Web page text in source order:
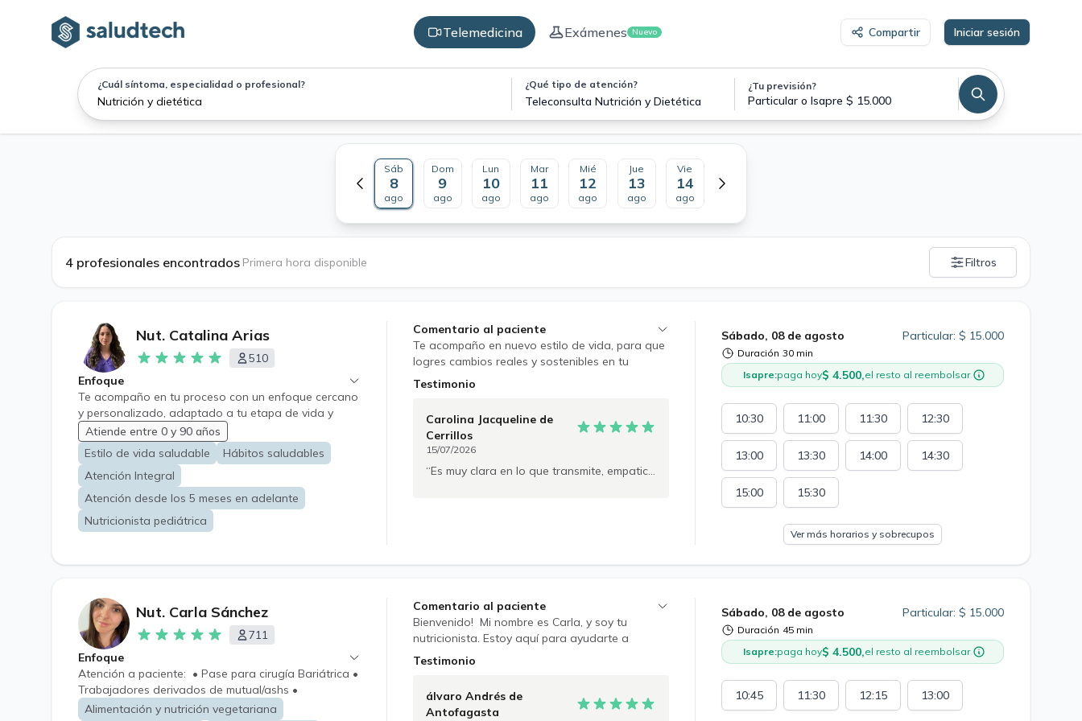
Telemedicina Exámenes Nuevo Compartir Iniciar sesión
¿Cuál síntoma, especialidad o profesional? ¿Qué tipo de atención?
Teleconsulta Nutrición y Dietética
¿Tu previsión?
Particular o Isapre $ 15.000
Sáb
8
ago
Dom
9
ago
Lun
10
ago
Mar
11
ago
Mié
12
ago
Jue
13
ago
Vie
14
ago
4 profesionales encontrados Primera hora disponible Filtros
Nut. Catalina Arias
510
Enfoque
Te acompaño en tu proceso con un enfoque cercano
y personalizado, adaptado a tu etapa de vida y
necesidades. Trabajamos no solo en lo que comes si
no también en tu relación con la alimentación,
buscando cambios reales, sostenibles y sin
restricciones extremas. Mi objetivo es ayudarte a
mejorar tu salud, bienestar y calidad de vida a través
de hábitos que puedes mantener en el tiempo.
Atiende entre 0 y 90 años
Estilo de vida saludable
Hábitos saludables
Atención Integral
Atención desde los 5 meses en adelante
Nutricionista pediátrica
Sábado, 08 de agosto
Duración 30 min
Particular: $ 15.000
Isapre:paga hoy$ 4.500,el resto al reembolsar
10:30 11:00 11:30 12:30
13:00 13:30 14:00 14:30
15:00 15:30
Ver más horarios y sobrecupos
Comentario al paciente
Te acompaño en nuevo estilo de vida, para que
logres cambios reales y sostenibles en tu
alimentación.
Testimonio
Carolina Jacqueline de
Cerrillos
15/07/2026
Es muy clara en lo que transmite, empatica.
Nut. Carla Sánchez
711
Enfoque
Atención a paciente: • Pase para cirugía Bariátrica •
Trabajadores derivados de mutual/ashs •
Adolescente • Adulto • Adulto mayor •
Alimentación y nutrición vegetariana
Sábado, 08 de agosto
Duración 45 min
Particular: $ 15.000
Isapre:paga hoy$ 4.500,el resto al reembolsar
10:45 11:30 12:15 13:00
Comentario al paciente
Bienvenido! Mi nombre es Carla, y soy tu
nutricionista. Estoy aquí para ayudarte a
alcanzar tus objetivos de salud a través de una
Conocernos mejor: Quiero entender tus hábitos
Testimonio
álvaro Andrés de
Antofagasta